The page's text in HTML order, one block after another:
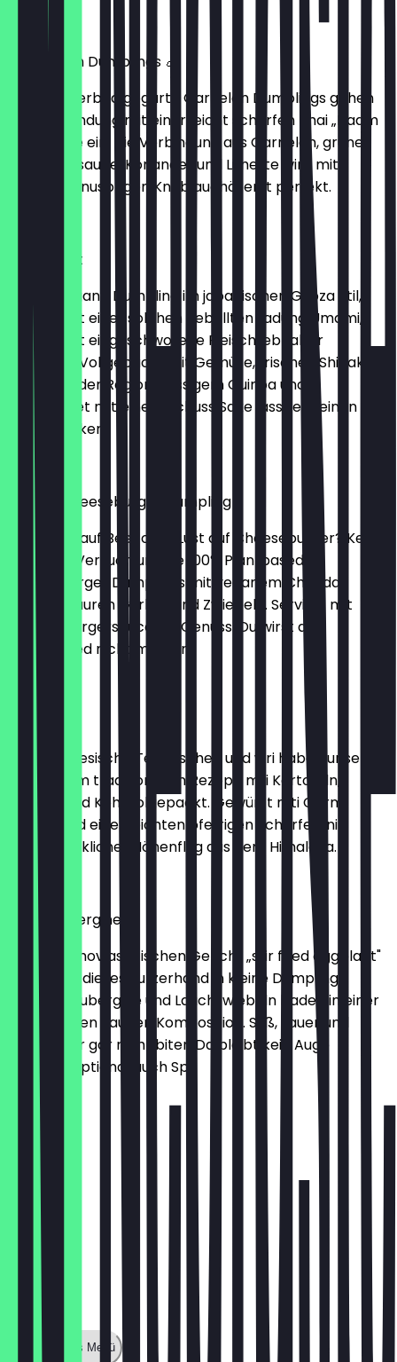
€ 7,60
Thai Prawn Dumplings 🍤
8 im Wasserbad gegarte Garnelen Dumplings gehen
eine Verbindung mit einer leicht scharfen Thai „Naam
Jim“ Sauce ein. Die Verbindung aus Garnelen, grüner
Chili, Fischsauce, Koriander und Limette wird mit
unserem knusprigen Knoblauchöl erst perfekt.
Tokio-Drift
Dieser Vegane Dumpling im japanischen Gyoza Stil,
kommt mit einer solchen geballten Ladung Umami,
dass selbst eingeschworene Fleischliebhaber
abdriften. Vollgepackt mit Gemüse, frischen Shiitake
Pilzen aus der Region, nussigem Quinoa und
abgerundet mit einem Schuss Sake lässt er keinen
Mund trocken.
€ 7,60
Vegan-Cheeseburger Dumpling
Keine Lust auf Beef oder Lust auf Cheeseburger? Kein
Problem! Versuch unsere 100% Plantbased
Cheeseburger Dumplings mit veganem Cheddar
Cheese, Sauren Gurken und Zwiebeln. Serviert mit
unserer Burgersauce ein Genuss. Du wirst den
Unterschied nicht merken.
€ 7,60
Momas
Sind nepalesische Teigtaschen und wri haben unsere
nach einem traditionellen Rezept, mti Kartofeln,
Möhren und Kohl volgepackt. Gewürzt mti Garm
Masala und einer leichten pfefrigen Schärfe. Eni
geschmacklicher Höhenflug aus dem Himalaya.
Mean Aubergine
Inspiriert mov asiatischen Gericht „stir fried eggplant"
haben wie dieses kurzerhand in kleine Dumplings
gefaltet. Aubergine und Lauchzwiebeln baden in einer
traumhaften Saucen Komposition. Süß, sauer und
salzig, aber gar nicht biter. Da bleibt kein Auge
trocken. Optional auch Sp
Zeige ganzes Menü